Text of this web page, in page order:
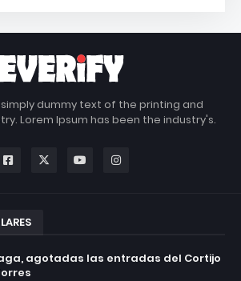
simply dummy text of the printing and
Lorem Ipsum has been the industry's.
agotadas las entradas del Cortijo